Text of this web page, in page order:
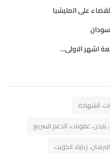
على المليشيا
الشهادة
عقوبات، الدعم السريع
البرهان، زيارة، الكويت